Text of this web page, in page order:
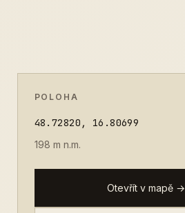
POLOHA
48.72820, 16.80699
198 m n.m.
Otevřít v mapě →